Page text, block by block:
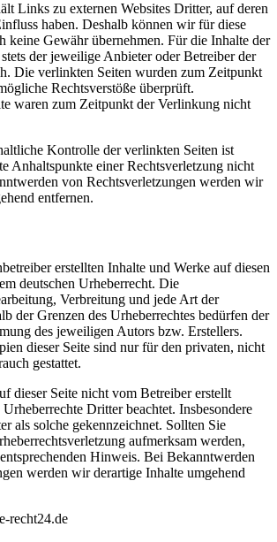
Links zu externen Websites Dritter, auf deren
haben. Deshalb können wir für diese
keine Gewähr übernehmen. Für die Inhalte der
der jeweilige Anbieter oder Betreiber der
Die verlinkten Seiten wurden zum Zeitpunkt
Rechtsverstöße überprüft.
waren zum Zeitpunkt der Verlinkung nicht
Kontrolle der verlinkten Seiten ist
Anhaltspunkte einer Rechtsverletzung nicht
von Rechtsverletzungen werden wir
entfernen.
erstellten Inhalte und Werke auf diesen
deutschen Urheberrecht. Die
Verbreitung und jede Art der
der Grenzen des Urheberrechtes bedürfen der
des jeweiligen Autors bzw. Erstellers.
dieser Seite sind nur für den privaten, nicht
gestattet.
dieser Seite nicht vom Betreiber erstellt
Dritter beachtet. Insbesondere
als solche gekennzeichnet. Sollten Sie
aufmerksam werden,
Hinweis. Bei Bekanntwerden
werden wir derartige Inhalte umgehend
recht24.de